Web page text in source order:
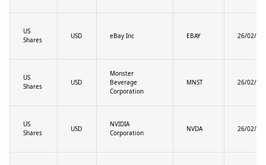
US
Shares
USD eBay Inc EBAY 26/02/
US
Shares
USD
Monster
Beverage
Corporation
MNST 26/02/
US
Shares
USD
NVIDIA
Corporation
NVDA 26/02/